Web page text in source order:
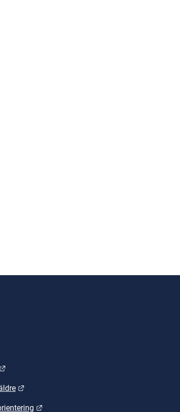
Länk till annan webbplats.
Länk till annan webbplats.
Länk till annan webbplats.